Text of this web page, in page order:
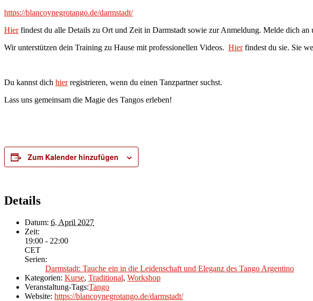
https://blancoynegrotango.de/darmstadt/
Hierfindest du alle Details zu Ort und Zeit in Darmstadt sowie zur Anmeldung. Melde dich an
Wir unterstützen dein Training zu Hause mit professionellen Videos. Hierfindest du sie. Sie
Du kannst dich hierregistrieren, wenn du einen Tanzpartner suchst.
Lass uns gemeinsam die Magie des Tangos erleben!
Zum Kalender hinzufügen
Details
Datum: 6. April 2027
Zeit:
19:00 - 22:00
CET
Serien:
Darmstadt: Tauche ein in die Leidenschaft und Eleganz des Tango Argentino
Kategorien: Kurse, Traditional, Workshop
Veranstaltung-Tags:Tango
Website: https://blancoynegrotango.de/darmstadt/